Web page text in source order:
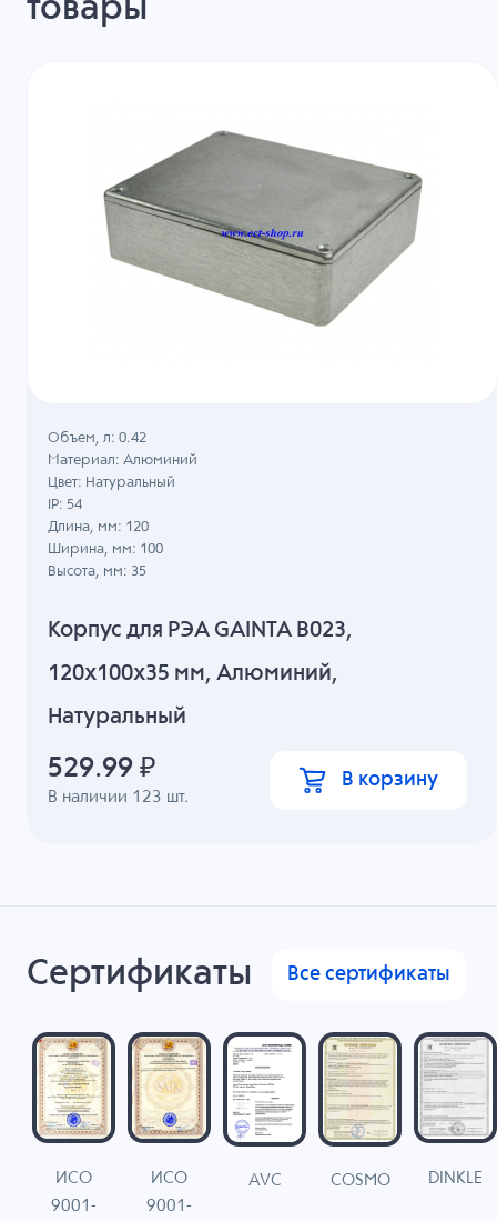
товары
Корпус для РЭА GAINTA B023,
120x100x35 мм, Алюминий,
Натуральный
В наличии 123 шт.
Объем, л: 0.42
Материал: Алюминий
Цвет: Натуральный
IP: 54
Длина, мм: 120
Ширина, мм: 100
Высота, мм: 35
529.99 ₽ В корзину
Сертификаты Все сертификаты
ИСО
9001-
ИСО
9001-
AVC COSMO DINKLE